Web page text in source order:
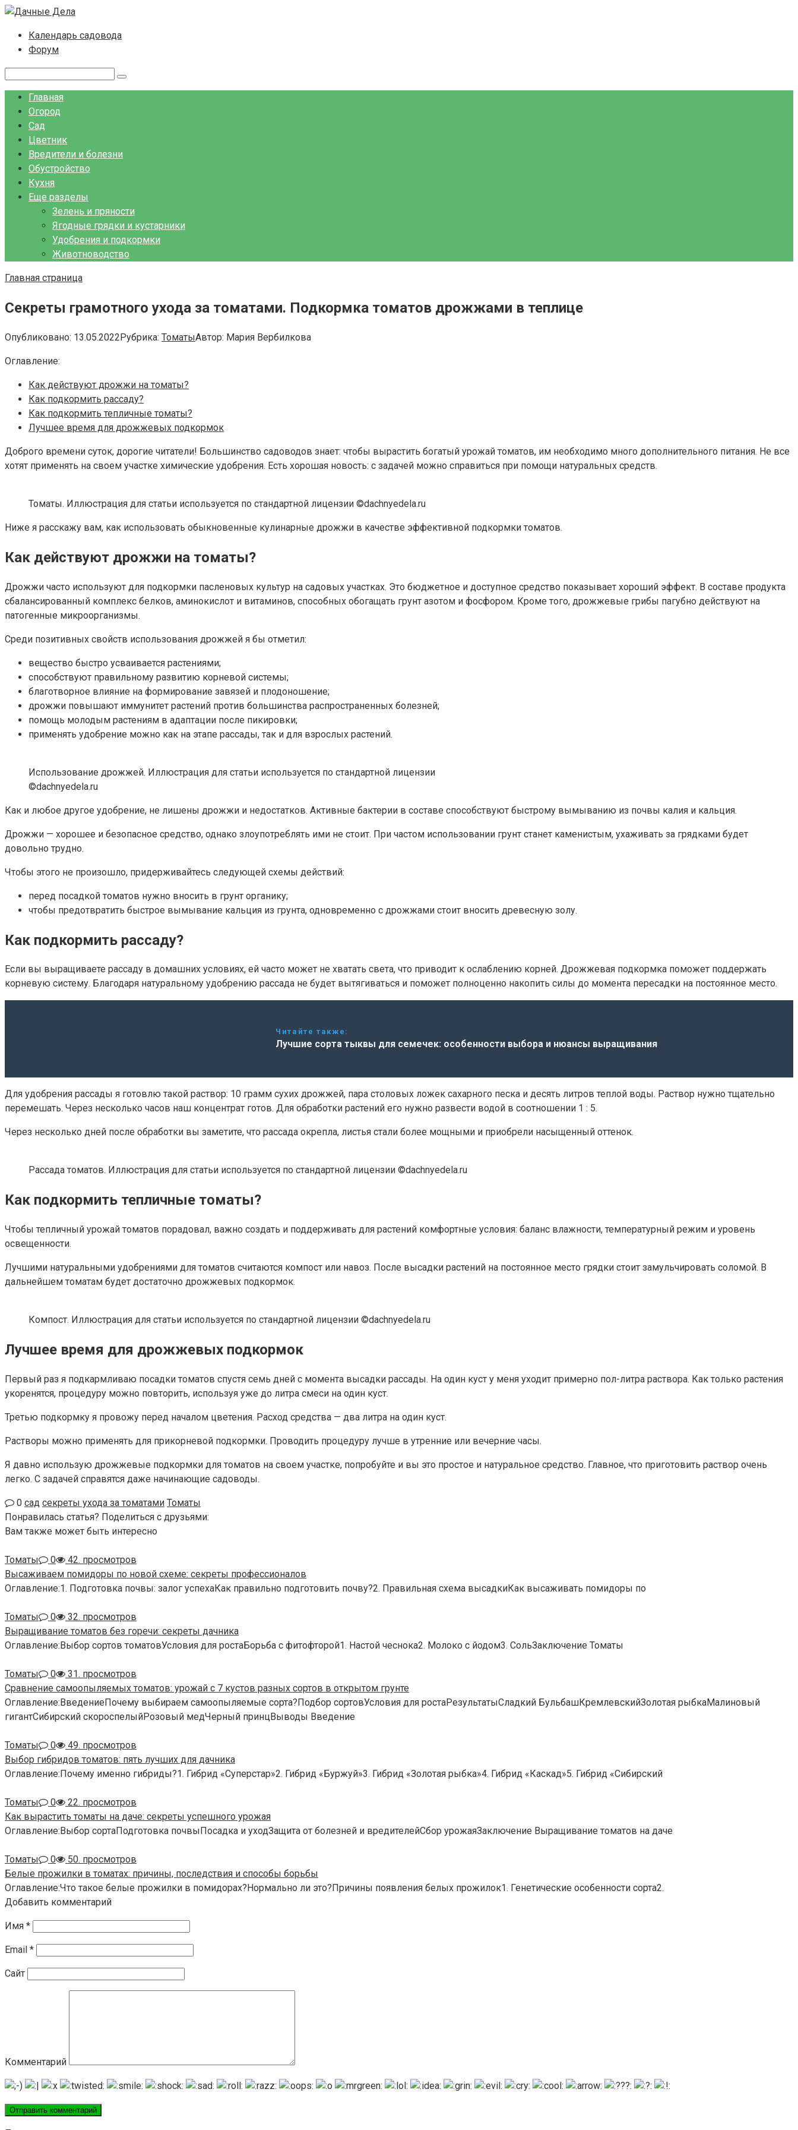
Перейти
контентуКалендарь садовода
Форум
Главная
Огород
Сад
Цветник
Вредители и болезни
Обустройство
Кухня
Еще разделы
Зелень и пряности
Ягодные грядки и кустарники
Удобрения и подкормки
Животноводство
Главная страница
Секреты грамотного ухода за томатами. Подкормка томатов дрожжами в теплице
Опубликовано: 13.05.2022Рубрика: ТоматыАвтор: Мария Вербилкова
Оглавление:
Как действуют дрожжи на томаты?
Как подкормить рассаду?
Как подкормить тепличные томаты?
Лучшее время для дрожжевых подкормок
Доброго времени суток, дорогие читатели! Большинство садоводов знает: чтобы вырастить богатый урожай томатов, им необходимо много дополнительного питания. Не все
хотят применять на своем участке химические удобрения. Есть хорошая новость: с задачей можно справиться при помощи натуральных средств.
Томаты. Иллюстрация для статьи используется по стандартной лицензии ©dachnyedela.ru
Ниже я расскажу вам, как использовать обыкновенные кулинарные дрожжи в качестве эффективной подкормки томатов.
Как действуют дрожжи на томаты?
Дрожжи часто используют для подкормки пасленовых культур на садовых участках. Это бюджетное и доступное средство показывает хороший эффект. В составе продукта
сбалансированный комплекс белков, аминокислот и витаминов, способных обогащать грунт азотом и фосфором. Кроме того, дрожжевые грибы пагубно действуют на
патогенные микроорганизмы.
Среди позитивных свойств использования дрожжей я бы отметил:
вещество быстро усваивается растениями;
способствуют правильному развитию корневой системы;
благотворное влияние на формирование завязей и плодоношение;
дрожжи повышают иммунитет растений против большинства распространенных болезней;
помощь молодым растениям в адаптации после пикировки;
применять удобрение можно как на этапе рассады, так и для взрослых растений.
Использование дрожжей. Иллюстрация для статьи используется по стандартной лицензии
©dachnyedela.ru
Как и любое другое удобрение, не лишены дрожжи и недостатков. Активные бактерии в составе способствуют быстрому вымыванию из почвы калия и кальция.
Дрожжи — хорошее и безопасное средство, однако злоупотреблять ими не стоит. При частом использовании грунт станет каменистым, ухаживать за грядками будет
довольно трудно.
Чтобы этого не произошло, придерживайтесь следующей схемы действий:
перед посадкой томатов нужно вносить в грунт органику;
чтобы предотвратить быстрое вымывание кальция из грунта, одновременно с дрожжами стоит вносить древесную золу.
Как подкормить рассаду?
Если вы выращиваете рассаду в домашних условиях, ей часто может не хватать света, что приводит к ослаблению корней. Дрожжевая подкормка поможет поддержать
корневую систему. Благодаря натуральному удобрению рассада не будет вытягиваться и поможет полноценно накопить силы до момента пересадки на постоянное место.
Читайте также:
Лучшие сорта тыквы для семечек: особенности выбора и нюансы выращивания
Для удобрения рассады я готовлю такой раствор: 10 грамм сухих дрожжей, пара столовых ложек сахарного песка и десять литров теплой воды. Раствор нужно тщательно
перемешать. Через несколько часов наш концентрат готов. Для обработки растений его нужно развести водой в соотношении 1 : 5.
Через несколько дней после обработки вы заметите, что рассада окрепла, листья стали более мощными и приобрели насыщенный оттенок.
Рассада томатов. Иллюстрация для статьи используется по стандартной лицензии ©dachnyedela.ru
Как подкормить тепличные томаты?
Чтобы тепличный урожай томатов порадовал, важно создать и поддерживать для растений комфортные условия: баланс влажности, температурный режим и уровень
освещенности.
Лучшими натуральными удобрениями для томатов считаются компост или навоз. После высадки растений на постоянное место грядки стоит замульчировать соломой. В
дальнейшем томатам будет достаточно дрожжевых подкормок.
Компост. Иллюстрация для статьи используется по стандартной лицензии ©dachnyedela.ru
Лучшее время для дрожжевых подкормок
Первый раз я подкармливаю посадки томатов спустя семь дней с момента высадки рассады. На один куст у меня уходит примерно пол-литра раствора. Как только растения
укоренятся, процедуру можно повторить, используя уже до литра смеси на один куст.
Третью подкормку я провожу перед началом цветения. Расход средства — два литра на один куст.
Растворы можно применять для прикорневой подкормки. Проводить процедуру лучше в утренние или вечерние часы.
Я давно использую дрожжевые подкормки для томатов на своем участке, попробуйте и вы это простое и натуральное средство. Главное, что приготовить раствор очень
легко. С задачей справятся даже начинающие садоводы.
0 сад секреты ухода за томатами Томаты
Понравилась статья? Поделиться с друзьями:
Вам также может быть интересно
Томаты 0
42. просмотров
Высаживаем помидоры по новой схеме: секреты профессионалов
Оглавление:1. Подготовка почвы: залог успехаКак правильно подготовить почву?2. Правильная схема высадкиКак высаживать помидоры по
Томаты 0
32. просмотров
Выращивание томатов без горечи: секреты дачника
Оглавление:Выбор сортов томатовУсловия для ростаБорьба с фитофторой1. Настой чеснока2. Молоко с йодом3. СольЗаключение Томаты
Томаты 0
31. просмотров
Сравнение самоопыляемых томатов: урожай с 7 кустов разных сортов в открытом грунте
Оглавление:ВведениеПочему выбираем самоопыляемые сорта?Подбор сортовУсловия для ростаРезультатыСладкий БульбашКремлевскийЗолотая рыбкаМалиновый
гигантСибирский скороспелыйРозовый медЧерный принцВыводы Введение
Томаты 0
49. просмотров
Выбор гибридов томатов: пять лучших для дачника
Оглавление:Почему именно гибриды?1. Гибрид «Суперстар»2. Гибрид «Буржуй»3. Гибрид «Золотая рыбка»4. Гибрид «Каскад»5. Гибрид «Сибирский
Томаты 0
22. просмотров
Как вырастить томаты на даче: секреты успешного урожая
Оглавление:Выбор сортаПодготовка почвыПосадка и уходЗащита от болезней и вредителейСбор урожаяЗаключение Выращивание томатов на даче
Томаты 0
50. просмотров
Белые прожилки в томатах: причины, последствия и способы борьбы
Оглавление:Что такое белые прожилки в помидорах?Нормально ли это?Причины появления белых прожилок1. Генетические особенности сорта2.
Добавить комментарий
Имя *
Email *
Сайт
Комментарий